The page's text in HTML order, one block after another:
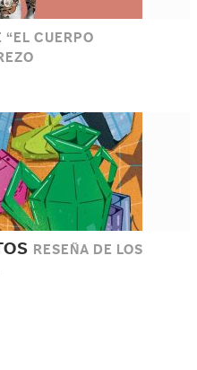
“EL CUERPO
RESEÑA DE LOS